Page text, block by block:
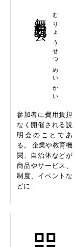
むりょうせつめいかい
参加者に費用負担
なく開催される説
明会のことであ
る。 企業や教育機
関、自治体などが
商品やサービス、
制度、イベントな
どに...